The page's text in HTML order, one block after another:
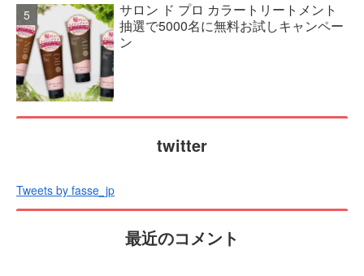
サロン ド プロ カラートリートメント
抽選で5000名に無料お試しキャンペー
ン
twitter
Tweets by fasse_jp
最近のコメント